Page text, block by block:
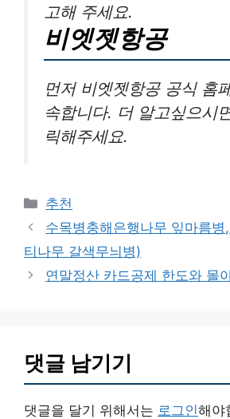
고해 주세요.
비엣젯항공
먼저 비엣젯항공 공식 홈
속합니다. 더 알고싶으시
릭해주세요.
카
테
고
리
추천
수목병충해은행나무 잎마름병
티나무 갈색무늬병)
연말정산 카드공제 한도와 몰
댓글 남기기
댓글을 달기 위해서는 로그인해야